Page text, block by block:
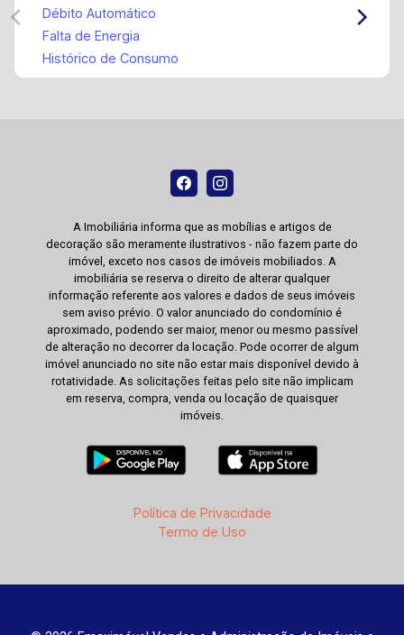
Débito Automático
Falta de Energia
Histórico de Consumo
A Imobiliária informa que as mobílias e artigos de
decoração são meramente ilustrativos - não fazem parte do
imóvel, exceto nos casos de imóveis mobiliados. A
imobiliária se reserva o direito de alterar qualquer
informação referente aos valores e dados de seus imóveis
sem aviso prévio. O valor anunciado do condomínio é
aproximado, podendo ser maior, menor ou mesmo passível
de alteração no decorrer da locação. Pode ocorrer de algum
imóvel anunciado no site não estar mais disponível devido à
rotatividade. As solicitações feitas pelo site não implicam
em reserva, compra, venda ou locação de quaisquer
imóveis.
Política de Privacidade
Termo de Uso